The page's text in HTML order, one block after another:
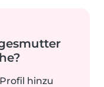
hinzu